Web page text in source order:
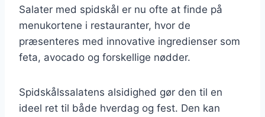
Salater med spidskål er nu ofte at finde på
menukortene i restauranter, hvor de
præsenteres med innovative ingredienser som
feta, avocado og forskellige nødder.
Spidskålssalatens alsidighed gør den til en
ideel ret til både hverdag og fest. Den kan